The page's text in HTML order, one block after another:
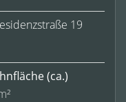
19
(ca.)